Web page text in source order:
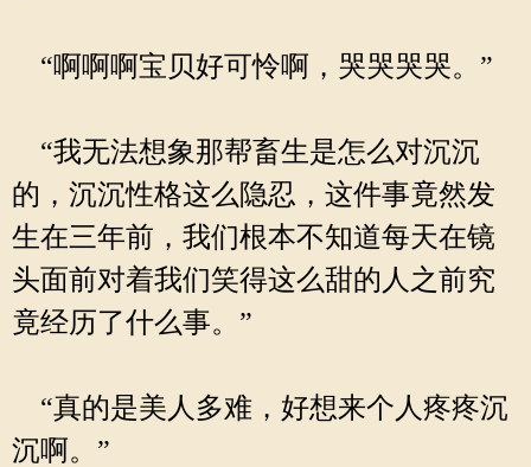
“啊啊啊宝贝好可怜啊，哭哭哭哭。”
“我无法想象那帮畜生是怎么对沉沉
的，沉沉性格这么隐忍，这件事竟然发
生在三年前，我们根本不知道每天在镜
头面前对着我们笑得这么甜的人之前究
竟经历了什么事。”
“真的是美人多难，好想来个人疼疼沉
沉啊。”